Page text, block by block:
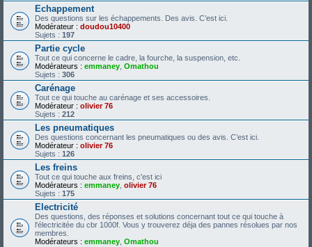
Echappement
Des questions sur les échappements. Des avis. C’est ici.
Modérateur : doudou10400
Sujets : 197
Partie cycle
Tout ce qui concerne le cadre, la fourche, la suspension, etc.
Modérateurs : emmaney Omathou
Sujets : 306
Carénage
Tout ce qui touche au carénage et ses accessoires.
Modérateur : olivier 76
Sujets : 212
Les pneumatiques
Des questions concernant les pneumatiques ou des avis. C’est ici.
Modérateur : olivier 76
Sujets : 126
Les freins
Tout ce qui touche aux freins, c'est ici
Modérateurs : emmaney olivier 76
Sujets : 175
Electricité
Des questions, des réponses et solutions concernant tout ce qui touche à
l'électricitée du cbr 1000f. Vous y trouverez déja des pannes résolues par nos
membres.
Modérateurs : emmaney Omathou